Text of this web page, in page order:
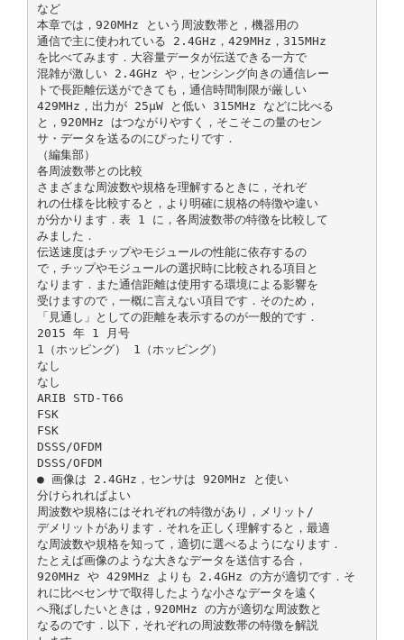
など
本章では，920MHz という周波数帯と，機器用の
通信で主に使われている 2.4GHz，429MHz，315MHz
を比べてみます．大容量データが伝送できる一方で
混雑が激しい 2.4GHz や，センシング向きの通信レー
トで長距離伝送ができても，通信時間制限が厳しい
429MHz，出力が 25μW と低い 315MHz などに比べる
と，920MHz はつながりやすく，そこそこの量のセン
サ・データを送るのにぴったりです．
（編集部）
各周波数帯との比較
さまざまな周波数や規格を理解するときに，それぞ
れの仕様を比較すると，より明確に規格の特徴や違い
が分かります．表 1 に，各周波数帯の特徴を比較して
みました．
伝送速度はチップやモジュールの性能に依存するの
で，チップやモジュールの選択時に比較される項目と
なります．また通信距離は使用する環境による影響を
受けますので，一概に言えない項目です．そのため，
「見通し」としての距離を表示するのが一般的です．
2015 年 1 月号
1（ホッピング） 1（ホッピング）
なし
なし
ARIB STD-T66
FSK
FSK
DSSS/OFDM
DSSS/OFDM
● 画像は 2.4GHz，センサは 920MHz と使い
分けられればよい
周波数や規格にはそれぞれの特徴があり，メリット/
デメリットがあります．それを正しく理解すると，最適
な周波数や規格を知って，適切に選べるようになります．
たとえば画像のような大きなデータを送信する合，
920MHz や 429MHz よりも 2.4GHz の方が適切です．そ
れに比べセンサで取得したような小さなデータを遠く
へ飛ばしたいときは，920MHz の方が適切な周波数と
なるのです．以下，それぞれの周波数帯の特徴を解説